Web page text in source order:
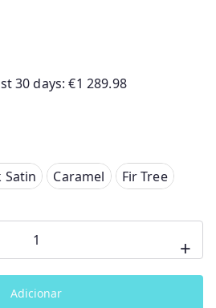
30 days:€1 289.98
Satin Caramel Fir Tree
+
Adicionar